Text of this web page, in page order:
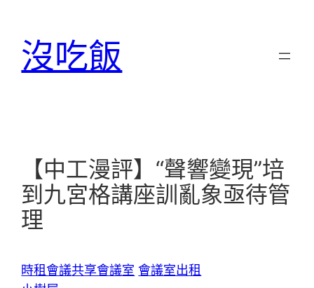
沒吃飯
【中工漫評】“聲響變現”培
到九宮格講座訓亂象亟待管
理
時租會議共享會議室 會議室出租